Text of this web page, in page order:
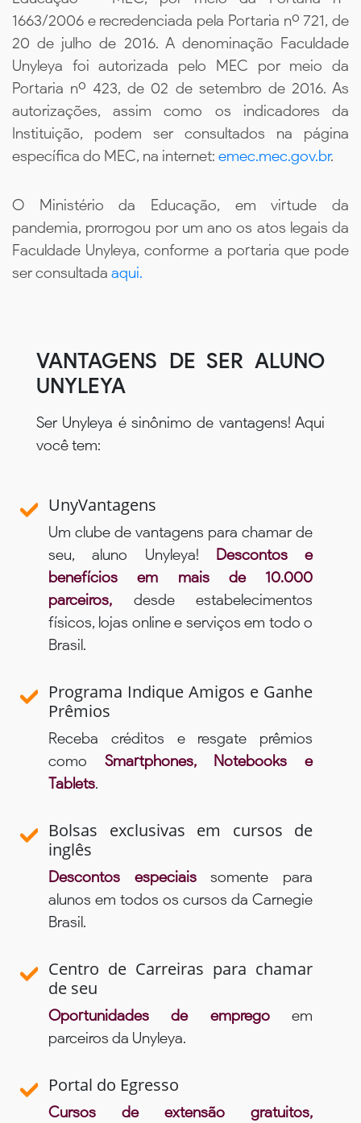
1663/2006 e recredenciada pela Portaria nº 721, de
20 de julho de 2016. A denominação Faculdade
Unyleya foi autorizada pelo MEC por meio da
Portaria nº 423, de 02 de setembro de 2016. As
autorizações, assim como os indicadores da
Instituição, podem ser consultados na página
específica do MEC, na internet: emec.mec.gov.br.
O Ministério da Educação, em virtude da
pandemia, prorrogou por um ano os atos legais da
Faculdade Unyleya, conforme a portaria que pode
ser consultada aqui.
VANTAGENS DE SER ALUNO
UNYLEYA
Ser Unyleya é sinônimo de vantagens! Aqui
você tem:
UnyVantagens
Um clube de vantagens para chamar de
seu, aluno Unyleya! Descontos e
benefícios em mais de 10.000
parceiros, desde estabelecimentos
físicos, lojas online e serviços em todo o
Brasil.
Programa Indique Amigos e Ganhe
Prêmios
Receba créditos e resgate prêmios
como Smartphones, Notebooks e
Tablets.
Bolsas exclusivas em cursos de
inglês
Descontos especiaissomente para
alunos em todos os cursos da Carnegie
Brasil.
Centro de Carreiras para chamar
de seu
Oportunidades de empregoem
parceiros da Unyleya.
Portal do Egresso
Cursos de extensão gratuitos,